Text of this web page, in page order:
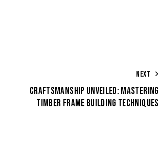
NEXT
CRAFTSMANSHIP UNVEILED: MASTERING
TIMBER FRAME BUILDING TECHNIQUES